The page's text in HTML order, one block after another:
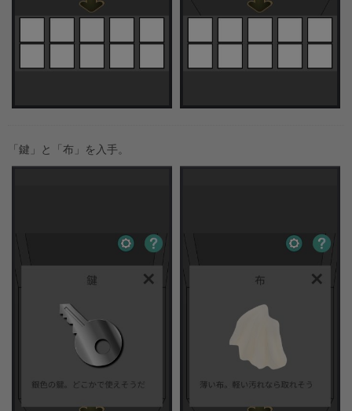
「鍵」と「布」を入手。